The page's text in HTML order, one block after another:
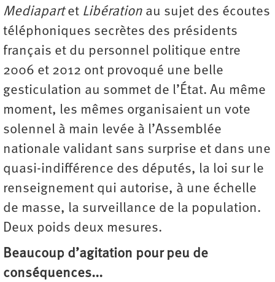
Mediapartet Libération au sujet des écoutes
téléphoniques secrètes des présidents
français et du personnel politique entre
2006 et 2012 ont provoqué une belle
gesticulation au sommet de l’État. Au même
moment, les mêmes organisaient un vote
solennel à main levée à l’Assemblée
nationale validant sans surprise et dans une
quasi-indifférence des députés, la loi sur le
renseignement qui autorise, à une échelle
de masse, la surveillance de la population.
Deux poids deux mesures.
Beaucoup d’agitation pour peu de
conséquences...